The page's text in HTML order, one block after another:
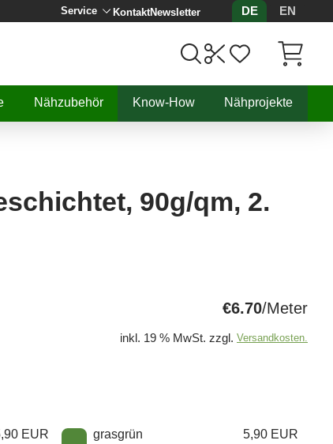
Service KontaktNewsletter DE
EN
Nähzubehör Know-How Nähprojekte
90g/qm, 2.
€6.70/Meter
inkl. 19 % MwSt. zzgl. Versandkosten.
EUR grasgrün 5,90 EUR